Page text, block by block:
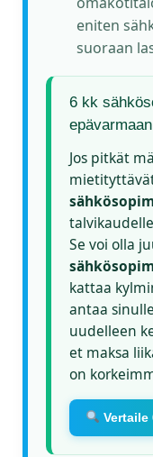
eniten
suoraan
6 kk
Jos pitkät
Se voi olla
kattaa
antaa
uudelleen
et maksa
on